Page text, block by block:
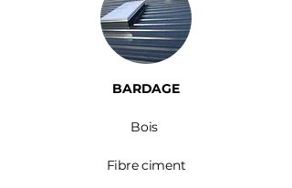
BARDAGE​
Bois ​
Fibre ciment